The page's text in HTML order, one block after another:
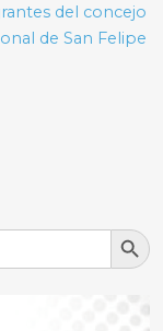
del concejo
de San Felipe
Search